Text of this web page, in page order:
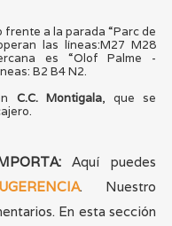
frente a la parada “Parc de
las líneas:M27 M28
es “Olof Palme -
B2 B4 N2.
C.C. Montigala, que se
Aquí puedes
. Nuestro
En esta sección